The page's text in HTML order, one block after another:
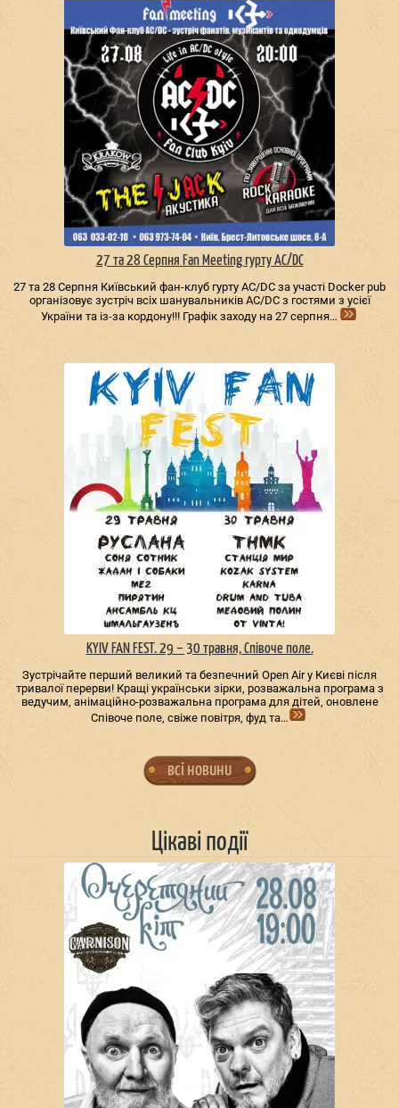
27 та 28 Серпня Fan Meeting гурту AC/DС
27 та 28 Серпня Київський фан-клуб гурту AC/DС за участі Docker pub
організовує зустріч всіх шанувальників AC/DС з гостями з усієї
України та із-за кордону!!! Графік заходу на 27 серпня…
KYIV FAN FEST. 29 – 30 травня, Співоче поле.
Зустрічайте перший великий та безпечний Open Air у Києві після
тривалої перерви! Кращі українськи зірки, розважальна програма з
ведучим, анімаційно-розважальна програма для дітей, оновлене
Співоче поле, свіже повітря, фуд та…
всі новини
Цікаві події